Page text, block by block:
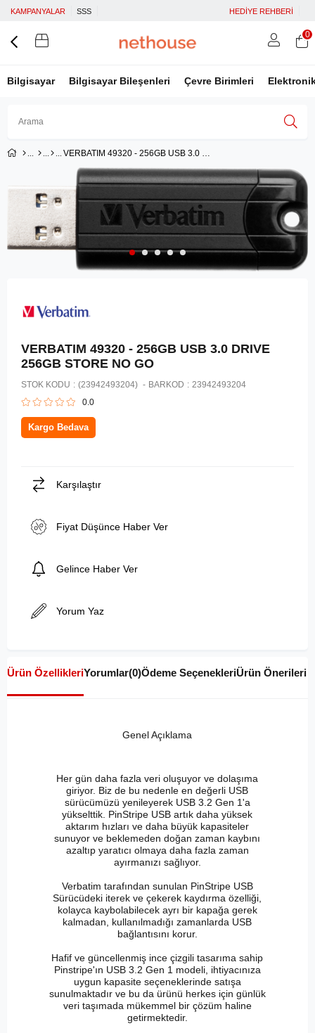
KAMPANYALAR SSS HEDİYE REHBERİ
Bilgisayar Bilgisayar Bileşenleri Çevre Birimleri
Google İle Bağlan
0
VERBATIM 49320 - 256GB USB 3.0 DRIVE 256GB STORE NO GO
VERBATIM 49320 - 256GB USB 3.0 DRIVE
256GB STORE NO GO
STOK KODU (23942493204) BARKOD : 23942493204
0.0
Kargo Bedava
Karşılaştır
Fiyat Düşünce Haber Ver
Gelince Haber Ver
Yorum Yaz
Ürün ÖzellikleriYorumlar(0)Ödeme SeçenekleriÜrün Önerileri
Genel Açıklama
Her gün daha fazla veri oluşuyor ve dolaşıma
giriyor. Biz de bu nedenle en değerli USB
sürücümüzü yenileyerek USB 3.2 Gen 1'a
yükselttik. PinStripe USB artık daha yüksek
aktarım hızları ve daha büyük kapasiteler
sunuyor ve beklemeden doğan zaman kaybını
azaltıp yaratıcı olmaya daha fazla zaman
ayırmanızı sağlıyor.
Verbatim tarafından sunulan PinStripe USB
Sürücüdeki iterek ve çekerek kaydırma özelliği,
kolayca kaybolabilecek ayrı bir kapağa gerek
kalmadan, kullanılmadığı zamanlarda USB
bağlantısını korur.
Hafif ve güncellenmiş ince çizgili tasarıma sahip
Pinstripe'ın USB 3.2 Gen 1 modeli, ihtiyacınıza
uygun kapasite seçeneklerinde satışa
sunulmaktadır ve bu da ürünü herkes için günlük
veri taşımada mükemmel bir çözüm haline
getirmektedir.